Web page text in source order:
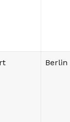
Berlin